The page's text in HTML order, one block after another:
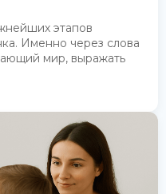
этапов
Именно через слова
мир, выражать